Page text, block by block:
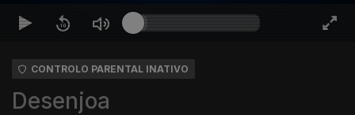
CONTROLO PARENTAL INATIVO
Desenjoa